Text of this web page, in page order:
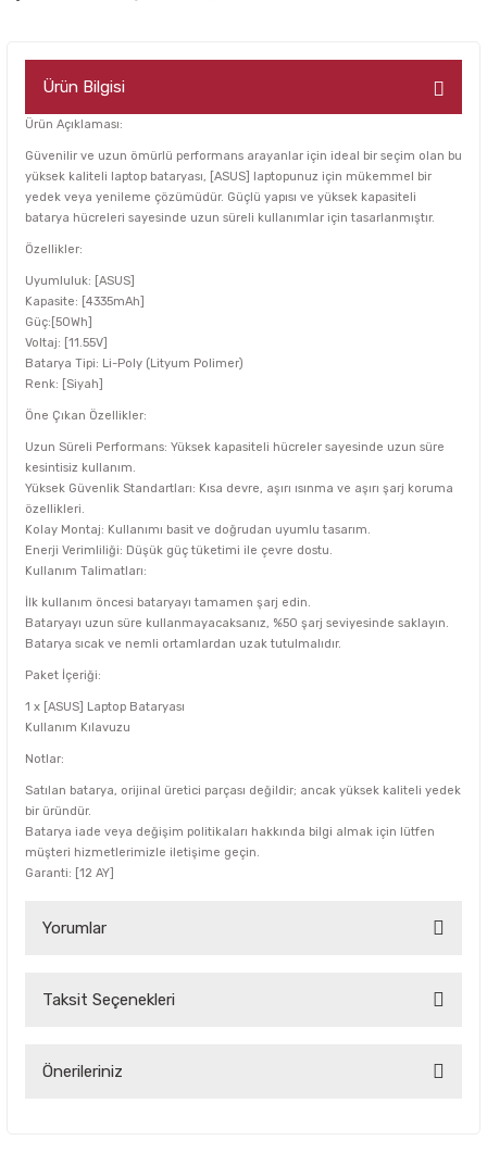
Ürün Bilgisi
Ürün Açıklaması:
Güvenilir ve uzun ömürlü performans arayanlar için ideal bir seçim olan bu
yüksek kaliteli laptop bataryası, [ASUS] laptopunuz için mükemmel bir
yedek veya yenileme çözümüdür. Güçlü yapısı ve yüksek kapasiteli
batarya hücreleri sayesinde uzun süreli kullanımlar için tasarlanmıştır.
Özellikler:
Uyumluluk: [ASUS]
Kapasite: [4335mAh]
Güç:[50Wh]
Voltaj: [11.55V]
Batarya Tipi: Li-Poly (Lityum Polimer)
Renk: [Siyah]
Öne Çıkan Özellikler:
Uzun Süreli Performans: Yüksek kapasiteli hücreler sayesinde uzun süre
kesintisiz kullanım.
Yüksek Güvenlik Standartları: Kısa devre, aşırı ısınma ve aşırı şarj koruma
özellikleri.
Kolay Montaj: Kullanımı basit ve doğrudan uyumlu tasarım.
Enerji Verimliliği: Düşük güç tüketimi ile çevre dostu.
Kullanım Talimatları:
İlk kullanım öncesi bataryayı tamamen şarj edin.
Bataryayı uzun süre kullanmayacaksanız, %50 şarj seviyesinde saklayın.
Batarya sıcak ve nemli ortamlardan uzak tutulmalıdır.
Paket İçeriği:
1 x [ASUS] Laptop Bataryası
Kullanım Kılavuzu
Notlar:
Satılan batarya, orijinal üretici parçası değildir; ancak yüksek kaliteli yedek
bir üründür.
Batarya iade veya değişim politikaları hakkında bilgi almak için lütfen
müşteri hizmetlerimizle iletişime geçin.
Garanti: [12 AY]
Yorumlar
Bu ürüne ilk yorumu siz yapın!
Taksit Seçenekleri
Önerileriniz